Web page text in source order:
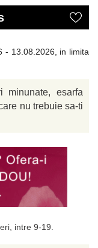
- 13.08.2026, in limita
minunate, esarfa
nu trebuie sa-ti
intre 9-19.